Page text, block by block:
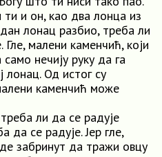
ти и он, као два лонца из
лонац разбио, треба ли
Гле, малени каменчић, који
нечију руку да га
лонац. Од истог су
каменчић може
ли да се радује
да се радује. Јер гле,
забринут да тражи овцу